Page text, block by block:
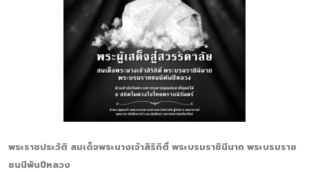
พระราชประวัติ สมเด็จพระนางเจ้าสิริกิติ์ พระบรมราชินีนาถ พระบรมราช
ชนนีพันปีหลวง